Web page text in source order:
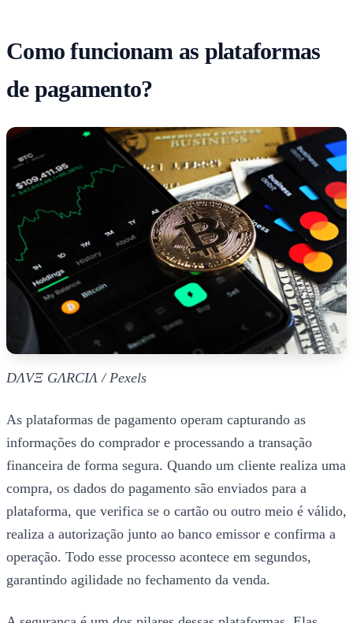
Como funcionam as plataformas
de pagamento?
DΛVΞ GΛRCIΛ / Pexels
As plataformas de pagamento operam capturando as
informações do comprador e processando a transação
financeira de forma segura. Quando um cliente realiza uma
compra, os dados do pagamento são enviados para a
plataforma, que verifica se o cartão ou outro meio é válido,
realiza a autorização junto ao banco emissor e confirma a
operação. Todo esse processo acontece em segundos,
garantindo agilidade no fechamento da venda.